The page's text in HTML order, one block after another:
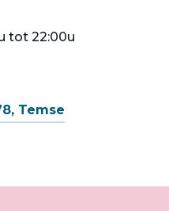
tot 22:00u
Temse